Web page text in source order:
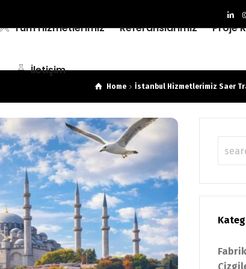
Tüm Hizmetlerimiz Referanslarımız Proje
İletişim
Home İstanbul Hizmetlerimiz Saer